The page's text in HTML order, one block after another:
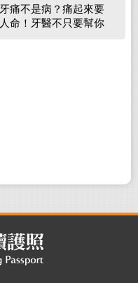
牙痛不是病？痛起來要
人命！牙醫不只要幫你